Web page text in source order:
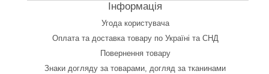
Інформація
Угода користувача
Оплата та доставка товару по Україні та СНД
Повернення товару
Знаки догляду за товарами, догляд за тканинами